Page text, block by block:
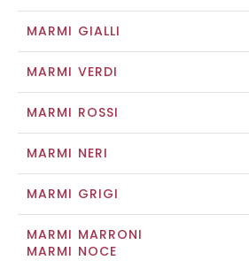
MARMI GIALLI
MARMI VERDI
MARMI ROSSI
MARMI NERI
MARMI GRIGI
MARMI MARRONI
MARMI NOCE